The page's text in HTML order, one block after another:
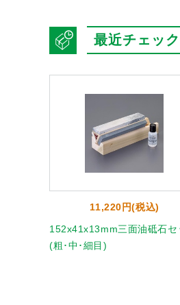
最近チェッ
11,220円(税込)
152x41x13mm三面油砥石セ
(粗･中･細目)